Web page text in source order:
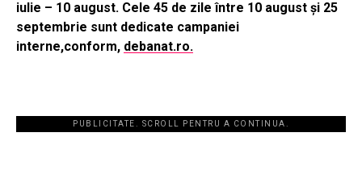
iulie – 10 august. Cele 45 de zile între 10 august şi 25
septembrie sunt dedicate campaniei
interne,conform, debanat.ro.
PUBLICITATE. SCROLL PENTRU A CONTINUA.